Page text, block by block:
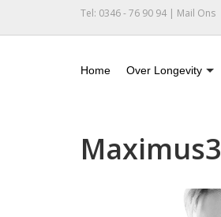
Tel: 0346 - 76 90 94 | Mail Ons
Home Over Longevity
Maximus3